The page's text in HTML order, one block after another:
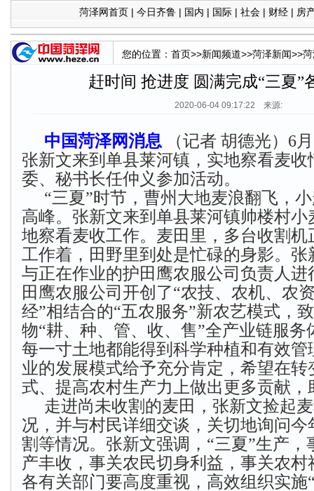
菏泽网首页 | 今日齐鲁 | 国内 | 国际 | 社会 | 财经 | 房
您的位置： 首页>>新闻频道>>菏泽新闻>>
赶时间 抢进度 圆满完成“三夏”
2020-06-04 09:17:22 来源:
中国菏泽网消息
（记者 胡德光）6
张新文来到单县莱河镇，实地察看麦收
委、秘书长任仲义参加活动。
“三夏”时节，曹州大地麦浪翻飞，
高峰。张新文来到单县莱河镇帅楼村小
地察看麦收工作。麦田里，多台收割机
工作着，田野里到处是忙碌的身影。张
与正在作业的护田鹰农服公司负责人进
田鹰农服公司开创了“农技、农机、农
经”相结合的“五农服务”新农艺模式，
物“耕、种、管、收、售”全产业链服务
每一寸土地都能得到科学种植和有效管
业的发展模式给予充分肯定，希望在转
式、提高农村生产力上做出更多贡献，
走进尚未收割的麦田，张新文捡起
况，并与村民详细交谈，关切地询问今
割等情况。张新文强调，“三夏”生产，
产丰收，事关农民切身利益，事关农村
各有关部门要高度重视，高效组织实施